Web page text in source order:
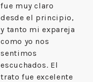
fue muy claro
desde el principio,
y tanto mi expareja
como yo nos
sentimos
escuchados. El
trato fue excelente